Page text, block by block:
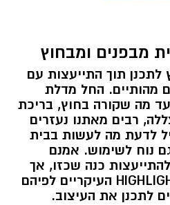
מבפנים ומבחוץ
תוך התייעצות עם
מהותיים. החל מדלת
מה שקורה בחוץ, בריכת
רבים מאתנו נעזרים
לדעת מה לעשות בבית
נוח לשימוש. אמנם
כנה שכזו, אך
ריכזנו לכם את ה- HIGHLIGHTS העיקריים לפיהם
לתכנן את העיצוב.